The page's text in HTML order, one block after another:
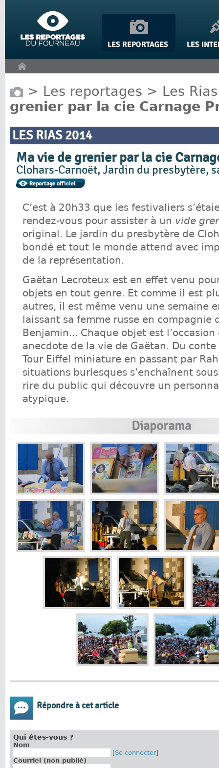
> Les reportages > Les Rias
grenier par la cie Carnage
LES RIAS 2014
Ma vie de grenier par la cie
Clohars-Carnoët, Jardin du presbytère,
C’est à 20h33 que les festivaliers
rendez-vous pour assister à un vide
original. Le jardin du presbytère de
bondé et tout le monde attend avec
de la représentation.
Gaëtan Lecroteux est en effet venu
objets en tout genre. Et comme il est
autres, il est même venu une semaine
laissant sa femme russe en compagnie
Benjamin... Chaque objet est
anecdote de la vie de Gaëtan. Du conte
Tour Eiffel miniature en passant par
situations burlesques s’enchaînent
rire du public qui découvre un
atypique.
Diaporama
Répondre à cet article
Qui êtes-vous ?
Nom
[Se connecter]
Courriel (non publié)